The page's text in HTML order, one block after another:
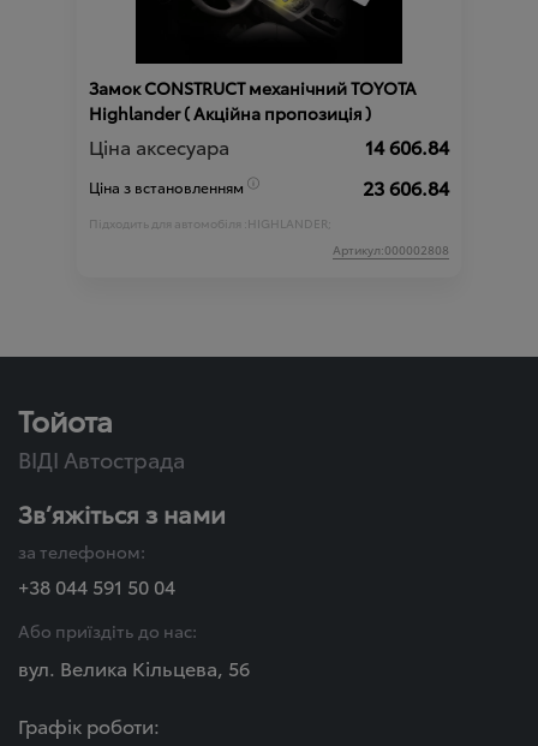
Замок CONSTRUCT механічний TOYOTA
Highlander ( Акційна пропозиція )
Ціна аксесуара 14 606.84
Ціна з встановленням 23 606.84
Підходить для автомобіля :HIGHLANDER;
Артикул:000002808
Тойота
ВІДІ Автострада
Зв’яжіться з нами
за телефоном:
+38 044 591 50 04
Або приїздіть до нас:
вул. Велика Кільцева, 56
Графік роботи: